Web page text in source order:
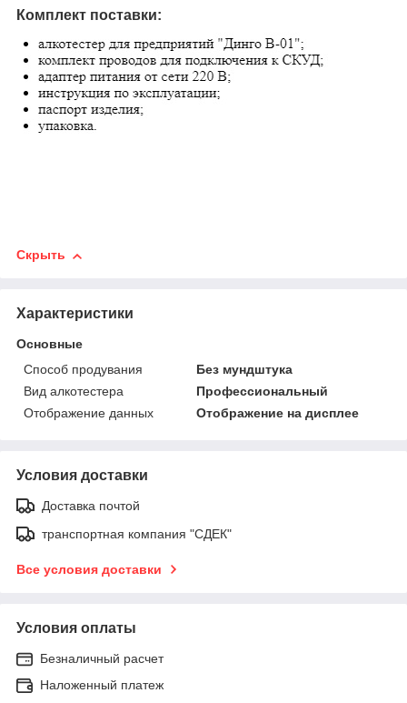
Комплект поставки:
Скрыть
Характеристики
Основные
Способ продувания
Без мундштука
Вид алкотестера
Профессиональный
Отображение данных
Отображение на дисплее
Условия доставки
Доставка почтой
транспортная компания "СДЕК"
Все условия доставки
Условия оплаты
Безналичный расчет
Наложенный платеж